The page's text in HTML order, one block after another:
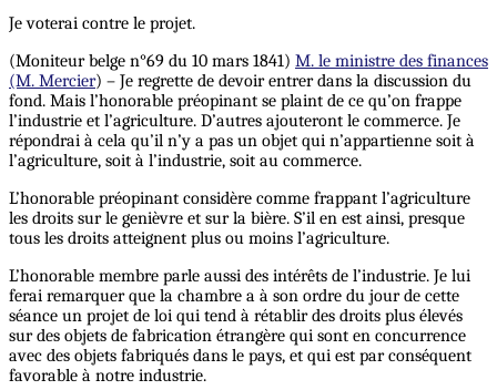
Je voterai contre le projet.
(Moniteur belge n°69 du 10 mars 1841) M. le ministre des finances
(M. Mercier) – Je regrette de devoir entrer dans la discussion du
fond. Mais l’honorable préopinant se plaint de ce qu’on frappe
l’industrie et l’agriculture. D’autres ajouteront le commerce. Je
répondrai à cela qu’il n’y a pas un objet qui n’appartienne soit à
l’agriculture, soit à l’industrie, soit au commerce.
L’honorable préopinant considère comme frappant l’agriculture
les droits sur le genièvre et sur la bière. S’il en est ainsi, presque
tous les droits atteignent plus ou moins l’agriculture.
L’honorable membre parle aussi des intérêts de l’industrie. Je lui
ferai remarquer que la chambre a à son ordre du jour de cette
séance un projet de loi qui tend à rétablir des droits plus élevés
sur des objets de fabrication étrangère qui sont en concurrence
avec des objets fabriqués dans le pays, et qui est par conséquent
favorable à notre industrie.